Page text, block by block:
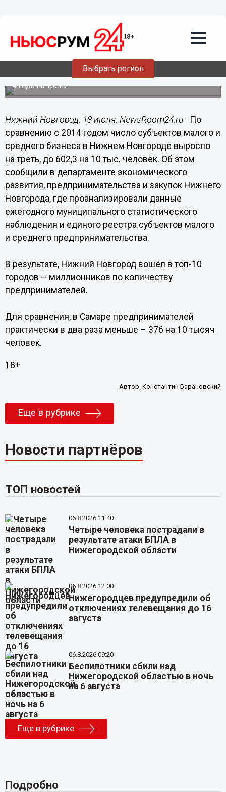
Выбрать регион
Нижний Новгород вошел в топ-10
российских городов-миллионников по
количеству предпринимателей
Число субъектов малого и среднего бизнеса выросло за
4 года на треть.
Нижний Новгород. 18 июля. NewsRoom24.ru - По
сравнению с 2014 годом число субъектов малого и
среднего бизнеса в Нижнем Новгороде выросло
на треть, до 602,3 на 10 тыс. человек. Об этом
сообщили в департаменте экономического
развития, предпринимательства и закупок Нижнего
Новгорода, где проанализировали данные
ежегодного муниципального статистического
наблюдения и единого реестра субъектов малого
и среднего предпринимательства.
В результате, Нижний Новгород вошёл в топ-10
городов – миллионников по количеству
предпринимателей.
Для сравнения, в Самаре предпринимателей
практически в два раза меньше – 376 на 10 тысяч
человек.
18+
Автор:Константин Барановский
Еще в рубрике
Новости партнёров
ТОП новостей
06.8.2026 11:40
Четыре человека пострадали в
результате атаки БПЛА в
Нижегородской области
06.8.2026 12:00
Нижегородцев предупредили об
отключениях телевещания до 16
августа
06.8.2026 09:20
Беспилотники сбили над
Нижегородской областью в ночь
на 6 августа
Еще в рубрике
Подробно